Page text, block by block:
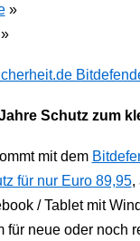
»
Schutz zum
mit dem
für nur Euro 89,95,
/ Tablet mit
neue oder noch